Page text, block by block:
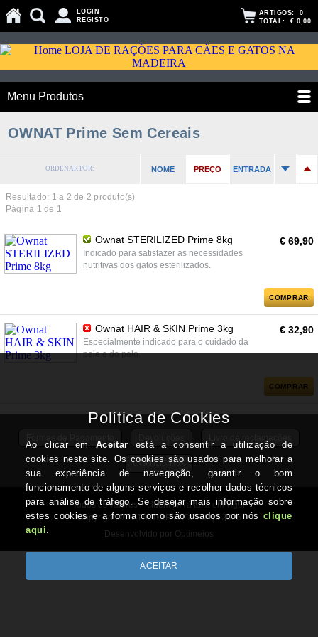
LOGIN
REGISTO
ARTIGOS: 0
TOTAL: € 0,00
Menu Produtos
OWNAT Prime Sem Cereais
ORDENAR POR: NOME PREÇO ENTRADA
Resultado: 1 a 2 de 2 produto(s)
Página 1 de 1
Ownat STERILIZED Prime 8kg
Indicado para satisfazer as necessidades
nutritivas dos gatos esterilizados.
€ 69,90
COMPRAR
Ownat HAIR & SKIN Prime 3kg
Especialmente indicado para o cuidado da
pele e do pelo.
€ 32,90
COMPRAR
CONTACTOS
Todos os valores incluem IVA à taxa em vigor
Copyright © PETSTOREMADEIRA.pt 2026
Desenvolvido por Optimeios